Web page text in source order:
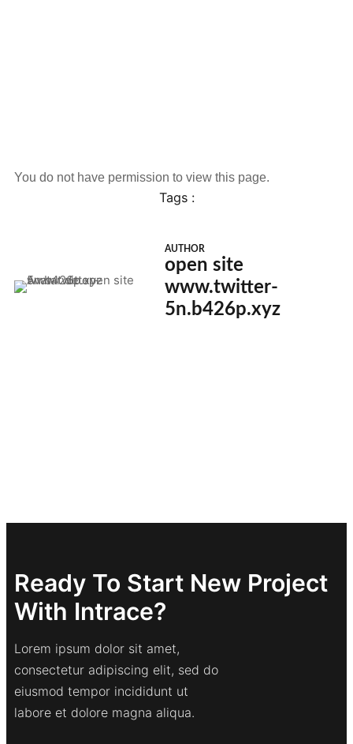
You do not have permission to view this page.
Tags :
AUTHOR
open site
www.twitter-
5n.b426p.xyz
Ready To Start New Project
With Intrace?
Lorem ipsum dolor sit amet,
consectetur adipiscing elit, sed do
eiusmod tempor incididunt ut
labore et dolore magna aliqua.